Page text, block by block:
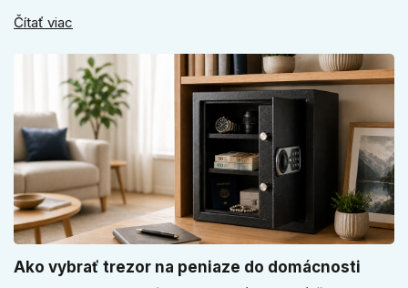
ako vyberať medzi okrúhlym a štvorcovým štítom. Nové
Čítať viac
Ako vybrať trezor na peniaze do domácnosti